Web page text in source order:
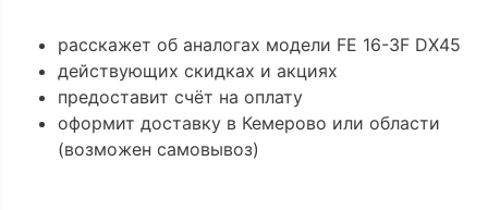
расскажет об аналогах модели FE 16-3F DX45
действующих скидках и акциях
предоставит счёт на оплату
оформит доставку в Кемерово или области
(возможен самовывоз)